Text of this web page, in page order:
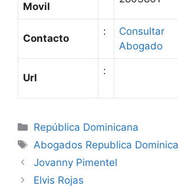
Movil
Contacto
:
Consultar
Abogado
Url
:
Categories
República Dominicana
Tags
Abogados Republica
Jovanny Pimentel
Elvis Rojas